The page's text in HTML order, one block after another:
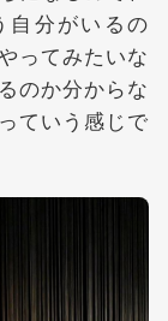
自分がいるの
ってみたいな
のか分からな
ていう感じで